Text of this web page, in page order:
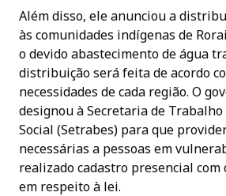
Além disso, ele anunciou a
às comunidades indígenas de
o devido abastecimento de água
distribuição será feita de acordo
necessidades de cada região. O
designou à Secretaria de
Social (Setrabes) para que
necessárias a pessoas em
realizado cadastro presencial
em respeito à lei.